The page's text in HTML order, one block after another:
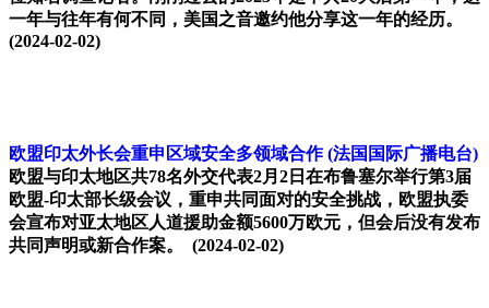
一年与往年有何不同，美国之音邀约他分享这一年的经历。
(2024-02-02)
欧盟印太外长会重申区域安全多领域合作 (法国国际广播电台)
欧盟与印太地区共78名外交代表2月2日在布鲁塞尔举行第3届
欧盟-印太部长级会议，重申共同面对的安全挑战，欧盟执委
会宣布对亚太地区人道援助金额5600万欧元，但会后没有发布
共同声明或新合作案。 (2024-02-02)